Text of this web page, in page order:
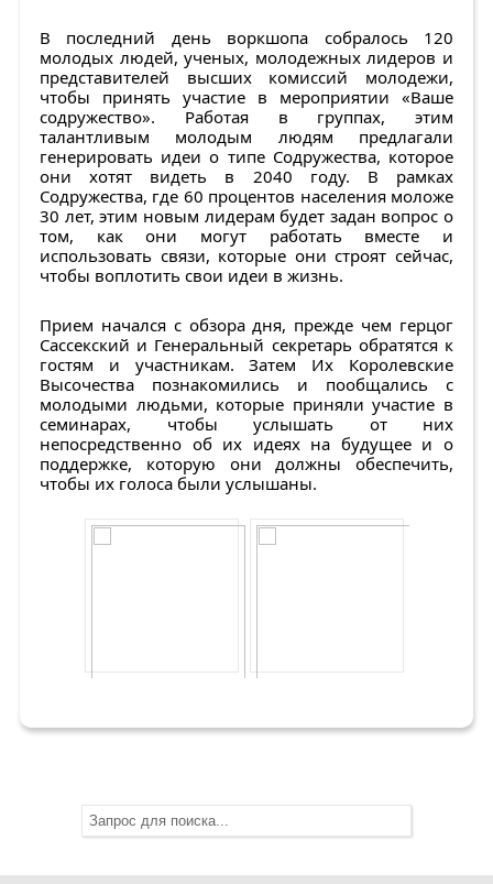
В последний день воркшопа собралось 120
молодых людей, ученых, молодежных лидеров и
представителей высших комиссий молодежи,
чтобы принять участие в мероприятии «Ваше
содружество». Работая в группах, этим
талантливым молодым людям предлагали
генерировать идеи о типе Содружества, которое
они хотят видеть в 2040 году. В рамках
Содружества, где 60 процентов населения моложе
30 лет, этим новым лидерам будет задан вопрос о
том, как они могут работать вместе и
использовать связи, которые они строят сейчас,
чтобы воплотить свои идеи в жизнь.
Прием начался с обзора дня, прежде чем герцог
Сассекский и Генеральный секретарь обратятся к
гостям и участникам. Затем Их Королевские
Высочества познакомились и пообщались с
молодыми людьми, которые приняли участие в
семинарах, чтобы услышать от них
непосредственно об их идеях на будущее и о
поддержке, которую они должны обеспечить,
чтобы их голоса были услышаны.